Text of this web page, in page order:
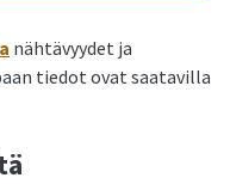
nähtävyydet ja
tiedot ovat saatavilla